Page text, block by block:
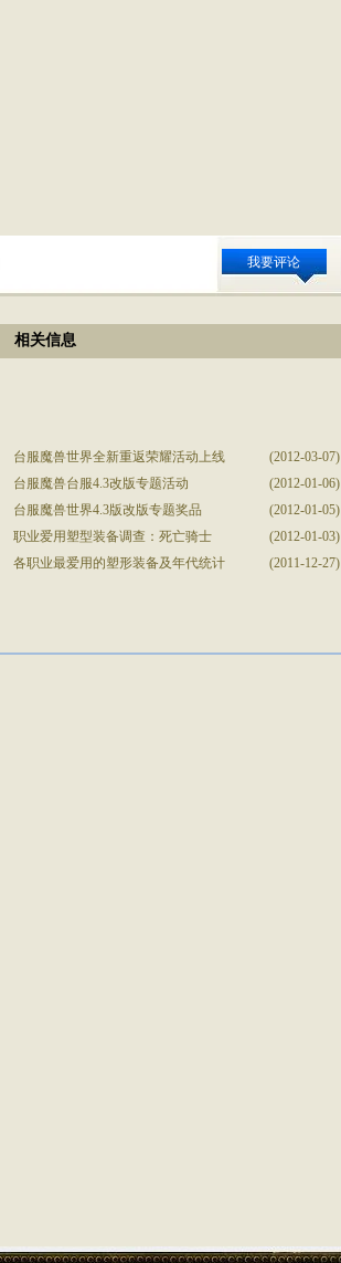
我要评论
相关信息
台服魔兽世界全新重返荣耀活动上线
(2012-03-07)
台服魔兽台服4.3改版专题活动
(2012-01-06)
台服魔兽世界4.3版改版专题奖品
(2012-01-05)
职业爱用塑型装备调查：死亡骑士
(2012-01-03)
各职业最爱用的塑形装备及年代统计
(2011-12-27)